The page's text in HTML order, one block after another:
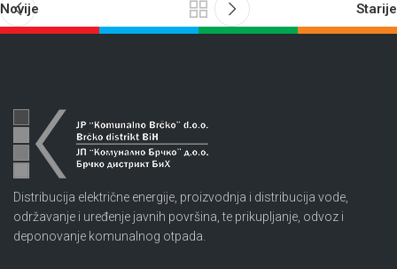
Novije Starije
Distribucija električne energije, proizvodnja i distribucija vode,
održavanje i uređenje javnih površina, te prikupljanje, odvoz i
deponovanje komunalnog otpada.